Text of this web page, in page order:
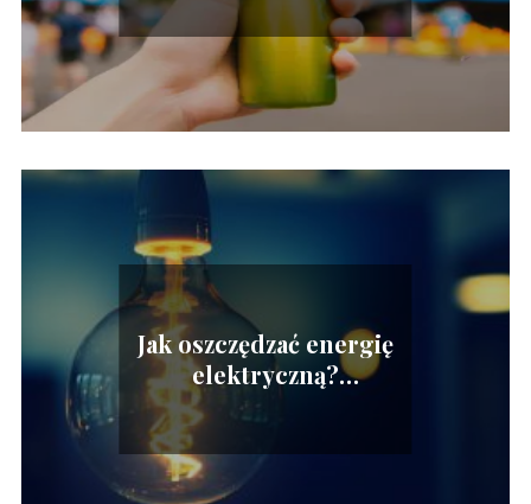
Jak oszczędzać energię
elektryczną?
Sprawdzone sposoby na
oszczędzanie prądu w
domu